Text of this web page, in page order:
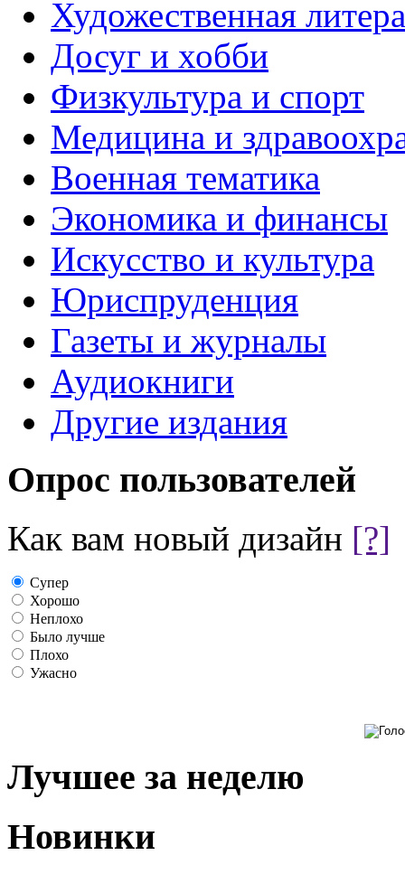
Художественная
Досуг и хобби
Физкультура и спорт
Медицина и
Военная тематика
Экономика и финансы
Искусство и культура
Юриспруденция
Газеты и журналы
Аудиокниги
Другие издания
Опрос пользователей
Как вам новый дизайн [?]
Супер
Хорошо
Неплохо
Было лучше
Плохо
Ужасно
Лучшее за неделю
Новинки